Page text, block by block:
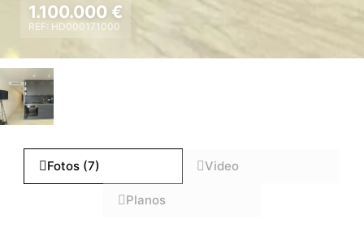
1.100.000 €
REF: HD000171000
Fotos (7) Video
Planos